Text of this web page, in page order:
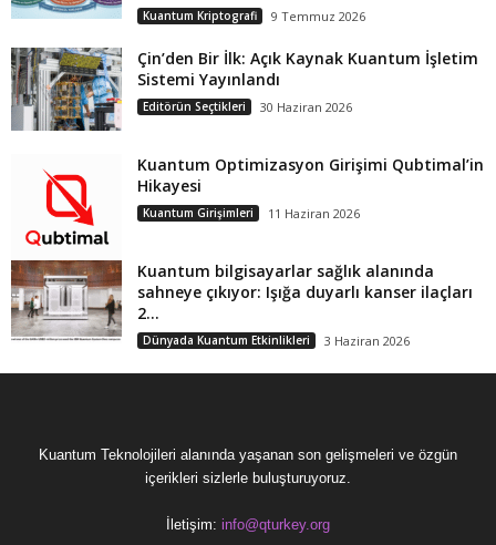
Kuantum Kriptografi 9 Temmuz 2026
Çin’den Bir İlk: Açık Kaynak Kuantum İşletim
Sistemi Yayınlandı
Editörün Seçtikleri 30 Haziran 2026
Kuantum Optimizasyon Girişimi Qubtimal’in
Hikayesi
Kuantum Girişimleri 11 Haziran 2026
Kuantum bilgisayarlar sağlık alanında
sahneye çıkıyor: Işığa duyarlı kanser ilaçları
2...
Dünyada Kuantum Etkinlikleri 3 Haziran 2026
Kuantum Teknolojileri alanında yaşanan son gelişmeleri ve özgün
içerikleri sizlerle buluşturuyoruz.
İletişim: info@qturkey.org